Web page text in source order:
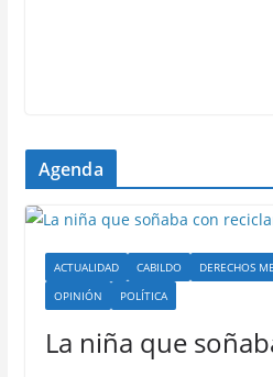
Agenda
ACTUALIDAD CABILDO DERECHOS
OPINIÓN
POLÍTICA
La niña que